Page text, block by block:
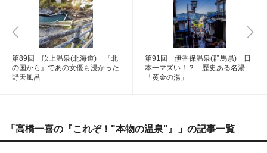
第89回 吹上温泉(北海道) 『北
の国から』であの女優も浸かった
野天風呂
第91回 伊香保温泉(群馬県) 日
本一マズい！？ 歴史ある名湯
「黄金の湯」
「高橋一喜の『これぞ！"本物の温泉"』」の記事一覧